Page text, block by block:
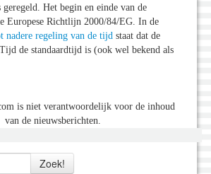
Het begin en einde van de
Europese Richtlijn 2000/84/EG. In de
nadere regeling van de tijd staat dat de
de standaardtijd is (ook wel bekend als
is niet verantwoordelijk voor de inhoud
van de nieuwsberichten.